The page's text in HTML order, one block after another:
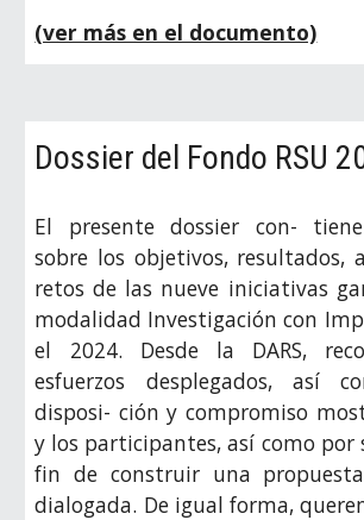
(ver más en el documento)
Dossier del Fondo RSU
El presente dossier con-
sobre los objetivos, resultados,
retos de las nueve iniciativas
modalidad Investigación con
el 2024. Desde la DARS,
esfuerzos desplegados, así
disposi- ción y compromiso
y los participantes, así como por
fin de construir una
dialogada. De igual forma,